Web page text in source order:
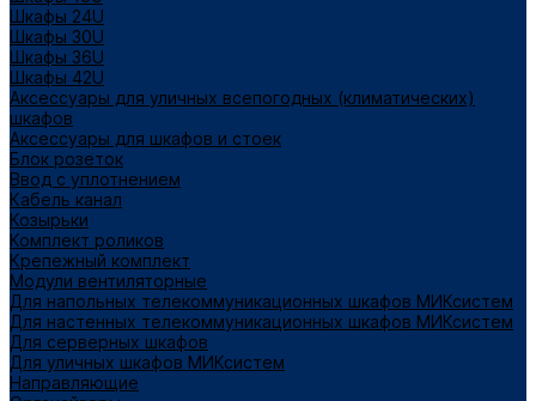
Шкафы 24U
Шкафы 30U
Шкафы 36U
Шкафы 42U
Аксессуары для уличных всепогодных (климатических)
шкафов
Аксессуары для шкафов и стоек
Блок розеток
Ввод с уплотнением
Кабель канал
Козырьки
Комплект роликов
Крепежный комплект
Модули вентиляторные
Для напольных телекоммуникационных шкафов МИКсистем
Для настенных телекоммуникационных шкафов МИКсистем
Для серверных шкафов
Для уличных шкафов МИКсистем
Направляющие